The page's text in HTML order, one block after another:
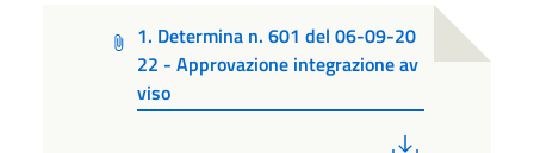
1. Determina n. 601 del 06-09-20
22 - Approvazione integrazione av
viso